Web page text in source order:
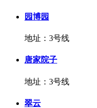
园博园
地址：3号线
唐家院子
地址：3号线
翠云